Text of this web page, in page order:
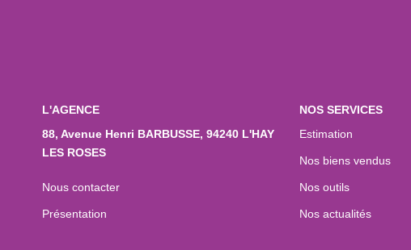
L'AGENCE
88, Avenue Henri BARBUSSE, 94240 L'HAY
LES ROSES
Nous contacter
Présentation
NOS SERVICES
Estimation
Nos biens vendus
Nos outils
Nos actualités